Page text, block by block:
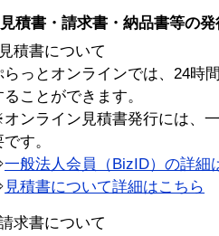
見積書・請求書・納品書等の
積書について
らっとオンラインでは、24時
ることができます。
ンライン見積書発行には、
す。
一般法人会員（BizID）の詳細
見積書について詳細はこちら
求書について